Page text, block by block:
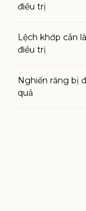
điều trị
Lệch khớp cắn
điều trị
Nghiến răng bị
quả